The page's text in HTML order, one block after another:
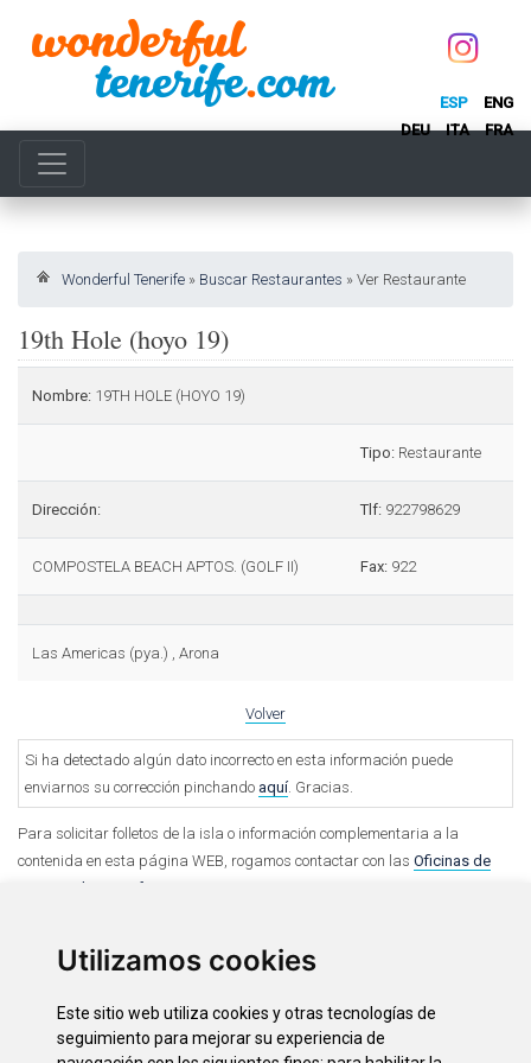
Utilizamos cookies
Este sitio web utiliza cookies y otras tecnologías de
seguimiento para mejorar su experiencia de
ESP
ENG
DEU
ITA FRA
Wonderful Tenerife » Buscar Restaurantes » Ver Restaurante
19th Hole (hoyo 19)
Nombre: 19TH HOLE (HOYO 19)
Tipo: Restaurante
Dirección: Tlf: 922798629
COMPOSTELA BEACH APTOS. (GOLF II) Fax: 922
Las Americas (pya.) , Arona
Volver
Si ha detectado algún dato incorrecto en esta información puede
enviarnos su corrección pinchando aquí. Gracias.
Para solicitar folletos de la isla o información complementaria a la
contenida en esta página WEB, rogamos contactar con las Oficinas de
Turismo de Tenerife.